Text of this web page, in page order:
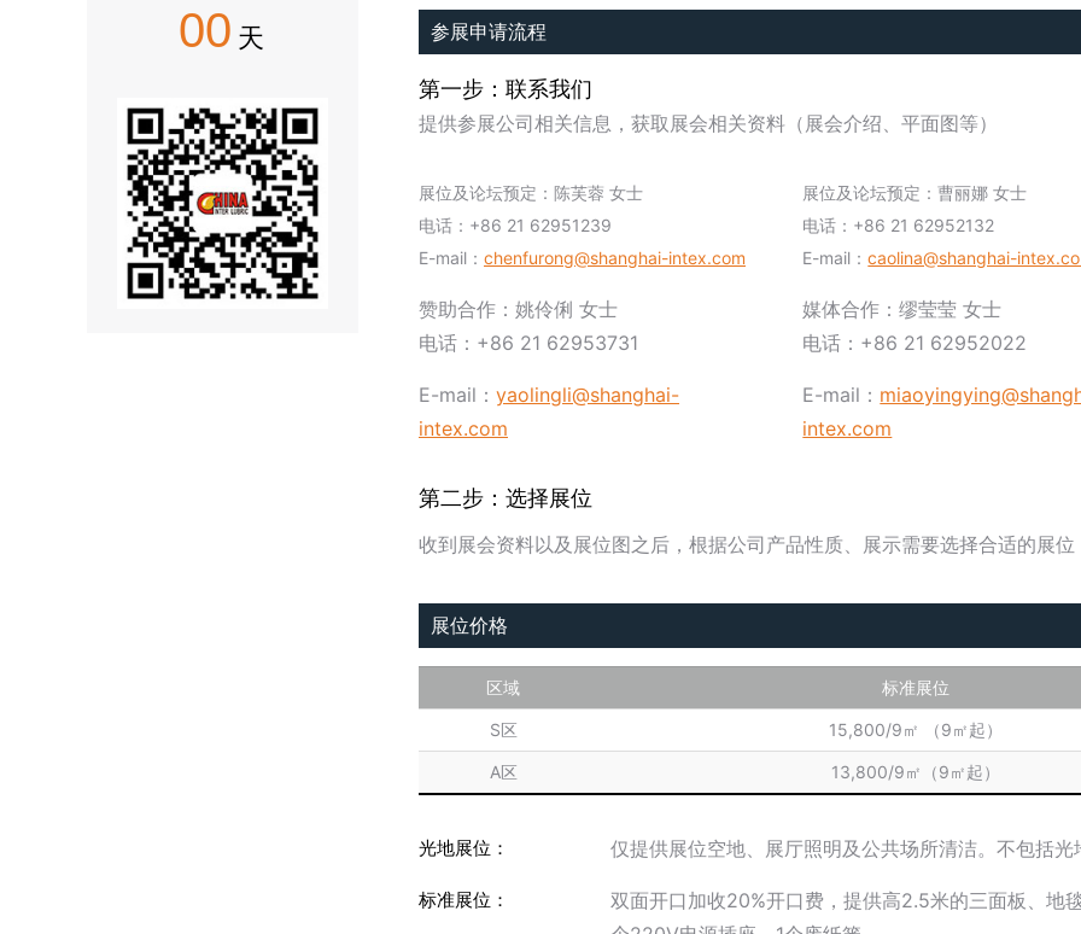
参展申请流程
第一步：联系我们
提供参展公司相关信息，获取展会相关资料（展会介绍、平面图等）
展位及论坛预定：陈芙蓉 女士
电话：+86 21 62951239
E-mail： chenfurong@shanghai-intex.com
展位及论坛预定：曹丽娜 女士
电话：+86 21 62952132
E-mail：caolina@shanghai-
赞助合作：姚伶俐 女士
电话：+86 21 62953731
E-mail： yaolingli@shanghai-
intex.com
媒体合作：缪莹莹 女士
电话：+86 21 62952022
E-mail：
intex.com
第二步：选择展位
收到展会资料以及展位图之后，根据公司产品性质、展示需要选择合适的展位
展位价格
区域 标准展位
S区 15,800/9㎡ （9㎡起）
A区 13,800/9㎡（9㎡起）
光地展位： 仅提供展位空地、展厅照明及公共场所清洁。不包括
标准展位：
双面开口加收20%开口费，提供高2.5米的三面板、地
00 天